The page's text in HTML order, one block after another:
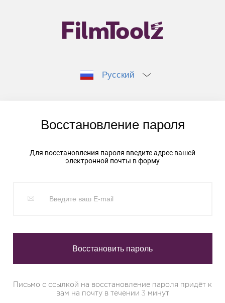
Русский
Восстановление пароля
Для восстановления пароля введите адрес вашей
электронной почты в форму
Письмо с ссылкой на восстановление пароля придёт к
вам на почту в течении 3 минут